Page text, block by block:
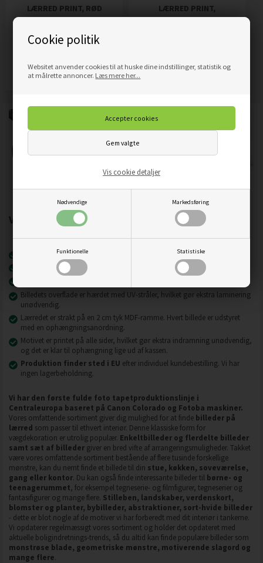
Cookie politik
Websitet anvender cookies til at huske dine indstillinger, statistik og
at målrette annoncer. Læs mere her...
Nødvendige Markedsføring
Funktionelle Statistiske
Vis cookie detaljer
LÆRRED PRINT, RØD
ABSTRAKTION
Pris 319,00DKK
Mere info
LÆRRED PRINT,
SKANDINAVISK
Mere info
Vigtigste produktegenskaber:
Nyeste printteknologi
Billeder på lærred er modstandsdygtige over for slid, ridser og snavs.
Billedets overflade er hærdet med UV-stråler, hvilket gør ekstra laminering
unødvendig.
Lærredet er strakt på en 2 cm tyk MDF-ramme. Hvert billede er udstyret
med en ophængningsanordning.
Motivet er printet på alle sider, hvilket gør ekstra indramning unødvendig,
og det er klar til ophængning lige ud af kassen.
Produktion finder sted i EU efter individuel kundebestilling. Vi har
ingen lagerbeholdning.
Vi har den første fulde foto tapetproduktionslinje i
Centraleuropa baseret på Canon Colorado og Fotoba maskiner.
Vores omfattende sortiment giver dig mulighed for at finde billeder på
lærred som passer til ethvert interiør. Denne klassiske form for
vægdekoration er utrolig populær. Enkeltbilleder og flerdelte billeder
samt sæt af billeder giver en bred vifte af arrangeringsmuligheder. Takket
være vores omfattende sortiment bestående af flere tusinde forskellige
mønstre, kan du nemt finde et billede til din stue, køkken, soveværelse,
gang eller kontor. Du kan også finde interessante billeder til børne- og
teenagerummet, for eksempel tegneserie- og filmfigurer, tegneserier og
fantasifigurer og mange flere. Stilleben, landskaber, verdenskort,
blomster og planter, bybilleder, abstraktioner, sort-hvide billeder
- dette er blot nogle af de motiver vi har forberedt med dit interiør i tankerne.
Vi opdaterer regelmæssigt vores sortiment og holder det opdateret med
aktuelle boligindretnings-trends, så du altid kan finde populære billeder som
monstrøse blade, geometriske mønstre, motiverende slagord og
mange flere.